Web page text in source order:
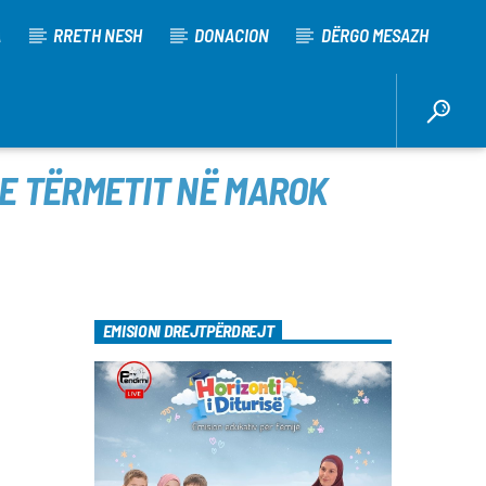
RRETH NESH DONACION DËRGO MESAZH
TËRMETIT NË MAROK
EMISIONI DREJTPËRDREJT